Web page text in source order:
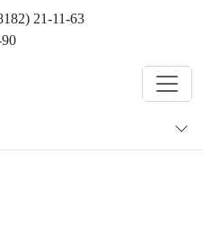
21-11-63